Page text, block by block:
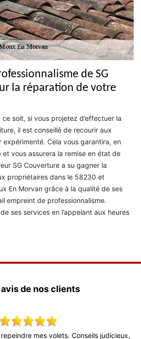
de SG
la réparation de votre
soit, si vous projetez d’effectuer la
il est conseillé de recourir aux
expérimenté. Cela vous garantira, en
vous assurera la remise en état de
SG Couverture a su gagner la
propriétaires dans le 58230 et
En Morvan grâce à la qualité de ses
empreint de professionnalisme.
ses services en l’appelant aux heures
avis de nos clients
Super travail ! Équipe très